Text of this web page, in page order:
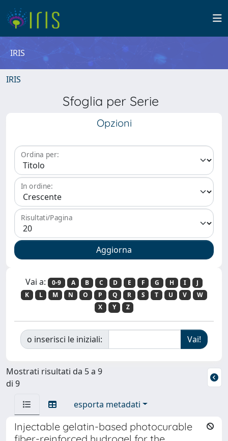
IRIS
IRIS
Sfoglia per Serie
Opzioni
Ordina per:
In ordine:
Risultati/Pagina
Vai a: 0-9 A B C D E F G H I
J
K
L M N O P Q R S T U V
W
X
Y Z
o inserisci le iniziali:
Mostrati risultati da 5 a 9
di 9
esporta metadati
Injectable gelatin-based photocurable